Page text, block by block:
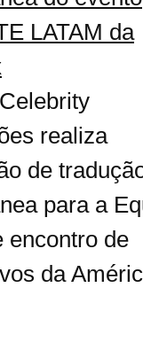
LATAM da
realiza
de
para a
encontro de
da